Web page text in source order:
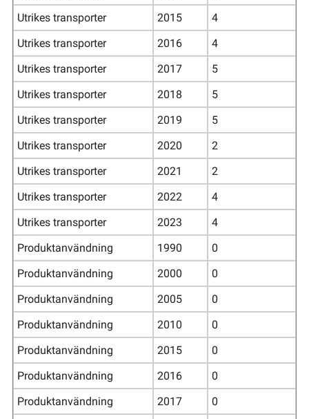
Utrikes transporter
2015
4
Utrikes transporter
2016
4
Utrikes transporter
2017
5
Utrikes transporter
2018
5
Utrikes transporter
2019
5
Utrikes transporter
2020
2
Utrikes transporter
2021
2
Utrikes transporter
2022
4
Utrikes transporter
2023
4
Produktanvändning
1990
0
Produktanvändning
2000
0
Produktanvändning
2005
0
Produktanvändning
2010
0
Produktanvändning
2015
0
Produktanvändning
2016
0
Produktanvändning
2017
0